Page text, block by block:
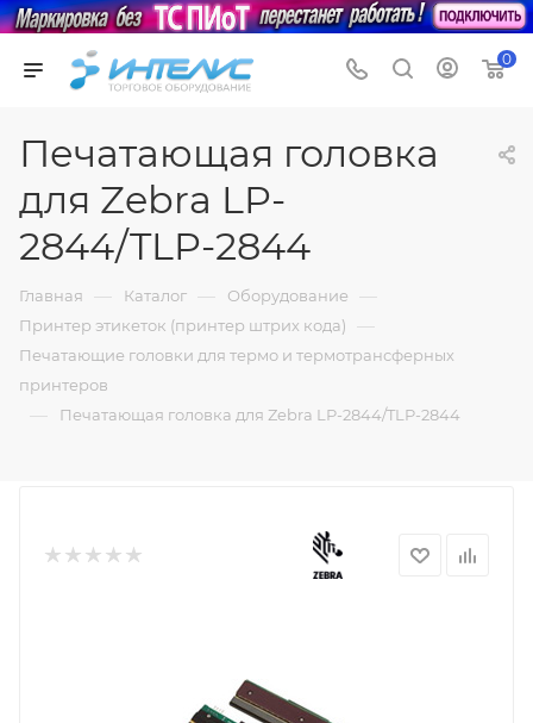
0
Печатающая головка
для Zebra LP-
2844/TLP-2844
Главная — Каталог — Оборудование —
Принтер этикеток (принтер штрих кода) —
Печатающие головки для термо и термотрансферных
принтеров
— Печатающая головка для Zebra LP-2844/TLP-2844